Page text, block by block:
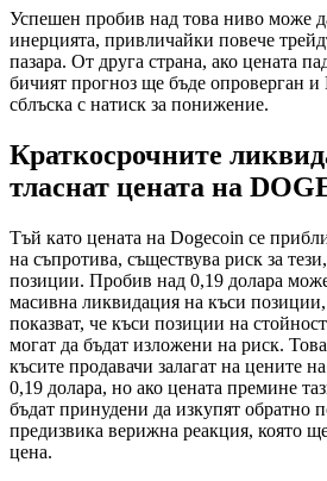
Успешен пробив над това ниво може
инерцията, привличайки повече
пазара. От друга страна, ако цената
бичият прогноз ще бъде опроверган
сблъска с натиск за понижение.
Краткосрочните
тласнат цената на
Тъй като цената на Dogecoin се
на съпротива, съществува риск за
позиции. Пробив над 0,19 долара
масивна ликвидация на къси
показват, че къси позиции на
могат да бъдат изложени на риск.
късите продавачи залагат на цените
0,19 долара, но ако цената премине
бъдат принудени да изкупят обратно
предизвика верижна реакция, която
цена.